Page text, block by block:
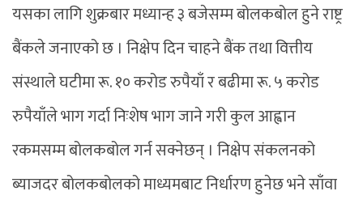
यसका लागि शुक्रबार मध्यान्ह ३ बजेसम्म बोलकबोल हुने राष्ट्र
बैंकले जनाएको छ । निक्षेप दिन चाहने बैंक तथा वित्तीय
संस्थाले घटीमा रू. १० करोड रुपैयाँ र बढीमा रू. ५ करोड
रुपैयाँले भाग गर्दा निःशेष भाग जाने गरी कुल आह्वान
रकमसम्म बोलकबोल गर्न सक्नेछन् । निक्षेप संकलनको
ब्याजदर बोलकबोलको माध्यमबाट निर्धारण हुनेछ भने साँवा